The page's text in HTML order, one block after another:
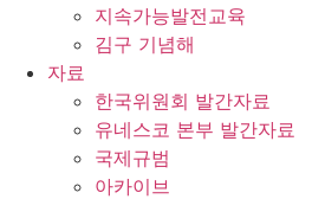
지속가능발전교육
김구 기념해
자료
한국위원회 발간자료
유네스코 본부 발간자료
국제규범
아카이브